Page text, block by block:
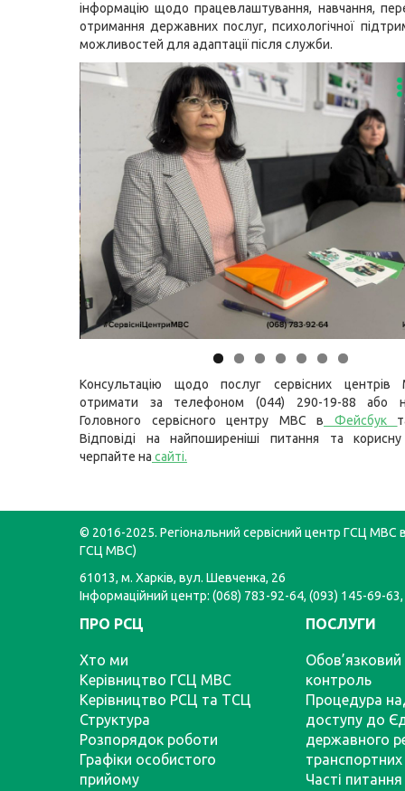
інформацію щодо працевлаштування, навчання,
отримання державних послуг, психологічної
можливостей для адаптації після служби.
Консультацію щодо послуг сервісних
отримати за телефоном (044) 290-19-88 або
Головного сервісного центру МВС в Фейсбук
Відповіді на найпоширеніші питання та
черпайте на сайті.
© 2016-2025. Регіональний сервісний центр ГСЦ МВС в
ГСЦ МВС)
61013, м. Харків, вул. Шевченка, 26
Інформаційний центр: (068) 783-92-64, (093) 145-69-
ПРО РСЦ
Хто ми
Керівництво ГСЦ МВС
Керівництво РСЦ та ТСЦ
Структура
Розпорядок роботи
Графіки особистого
прийому
ПОСЛУГИ
Обов’язковий
контроль
Процедура
доступу до
державного
транспортних
Часті питання